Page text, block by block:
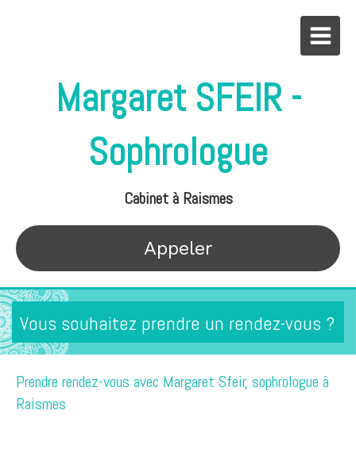
Margaret SFEIR -
Sophrologue
Cabinet à Raismes
Appeler
Vous souhaitez prendre un rendez-vous ?
Prendre rendez-vous avec Margaret Sfeir, sophrologue à
Raismes